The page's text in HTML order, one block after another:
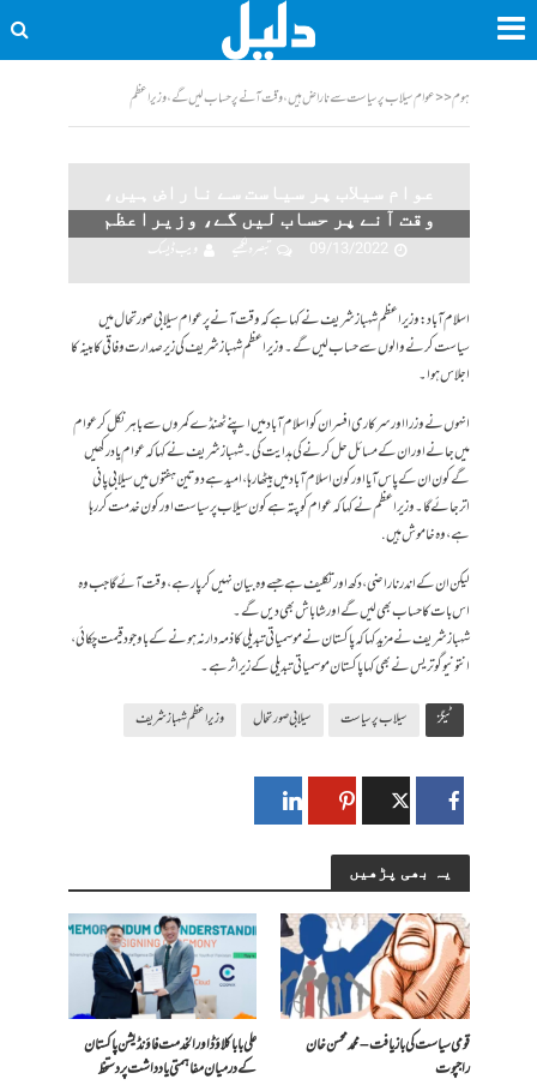
ہوم<<عوام سیلاب پر سیاست سے ناراض ہیں، وقت آنے پر حساب لیں گے، وزیراعظم
عوام سیلاب پر سیاست سے ناراض ہیں،
وقت آنے پر حساب لیں گے، وزیراعظم
09/13/2022
تبصرہ لکھیے ویب ڈیسک
اسلام آباد: وزیراعظم شہباز شریف نے کہا ہے کہ وقت آنے پر عوام سیلابی صورتحال میں
سیاست کرنے والوں سے حساب لیں گے۔وزیراعظم شہبازشریف کی زیر صدارت وفاقی کابینہ کا
اجلاس ہوا۔
انہوں نے وزرا اور سرکاری افسران کو اسلام آباد میں اپنے ٹھنڈے کمروں سے باہر نکل کر عوام
میں جانے اور ان کے مسائل حل کرنے کی ہدایت کی۔شہباز شریف نے کہا کہ عوام یادرکھیں
گے کون ان کے پاس آیا اور کون اسلام آباد میں بیٹھا رہا، امید ہے دو تین ہفتوں میں سیلابی پانی
اترجائے گا۔وزیراعظم نے کہا کہ عوام کو پتہ ہے کون سیلاب پر سیاست اور کون خدمت کررہا
ہے، وہ خاموش ہیں.
لیکن ان کے اندر ناراضی، دکھ اور تکلیف ہے جسے وہ بیان نہیں کرپارہے، وقت آئے گا جب وہ
اس بات کا حساب بھی لیں گے اور شاباش بھی دیں گے۔
شہباز شریف نے مزید کہا کہ پاکستان نے موسمیاتی تبدیلی کا ذمہ دار نہ ہونے کے باوجود قیمت چکائی،
انتونیو گوتریس نے بھی کہا پاکستان موسمیاتی تبدیلی کے زیراثر ہے۔
ٹیگز سیلاب پر سیاست سیلابی صورتحال وزیراعظم شہباز شریف
یہ بھی پڑھیں
قومی سیاست کی بازیافت – محمد محسن خان
راجپوت
علی بابا کلاؤڈ اور الخدمت فاؤنڈیشن پاکستان
کے درمیان مفاہمتی یادداشت پر دستخط